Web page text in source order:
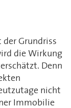
Grundriss
die Wirkung
Denn
nicht
Immobilie